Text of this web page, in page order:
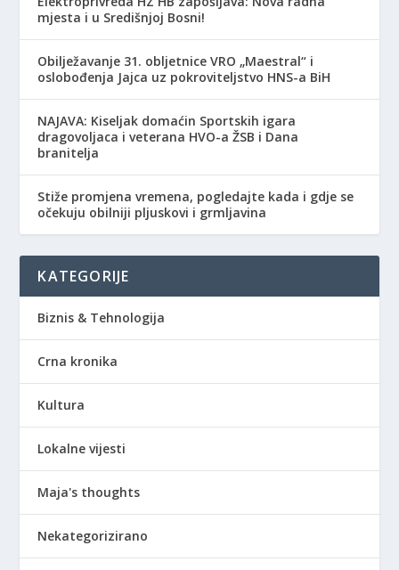
mjesta i u Središnjoj Bosni!
Obilježavanje 31. obljetnice VRO „Maestral“ i
oslobođenja Jajca uz pokroviteljstvo HNS-a BiH
NAJAVA: Kiseljak domaćin Sportskih igara
dragovoljaca i veterana HVO-a ŽSB i Dana
branitelja
Stiže promjena vremena, pogledajte kada i gdje se
očekuju obilniji pljuskovi i grmljavina
KATEGORIJE
Biznis & Tehnologija
Crna kronika
Kultura
Lokalne vijesti
Maja's thoughts
Nekategorizirano